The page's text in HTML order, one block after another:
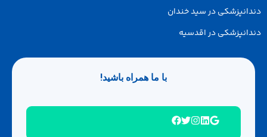
در سید خندان
در اقدسیه
با ما همراه باشید!